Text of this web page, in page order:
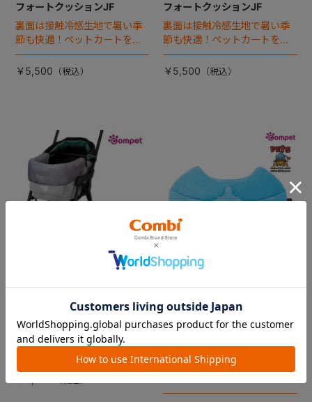
フォートクッションJF
裏面は接触冷感生地で暑い季
節も快適！ペットカートをお
しゃれに・かわいく・かっこ
よく！
￥5,500
フォートクッションJF
裏面は接触冷感生地で暑い季
節も快適！ペットカートをお
しゃれに・かわいく・かっこ
よく！
￥5,500
コムペット リバーシブルコン
裏面は接触冷感生地で暑い季
節も快適！ペットカートをお
しゃれに・かわいく・かっこ
DRAGON QUEST PETs コン
フォートクッション スライム
【コムペット ペットカート
用】
愛車の目印に！ふわふわ生地
あごのせクッション。